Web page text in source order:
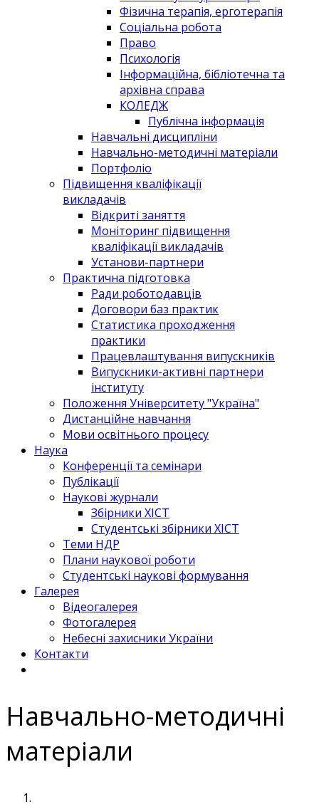
Фізична терапія, ерготерапія
Соціальна робота
Право
Психологія
Інформаційна, бібліотечна та
архівна справа
КОЛЕДЖ
Публічна інформація
Навчальні дисципліни
Навчально-методичні матеріали
Портфоліо
Підвищення кваліфікації
викладачів
Відкриті заняття
Моніторинг підвищення
кваліфікації викладачів
Установи-партнери
Практична підготовка
Ради роботодавців
Договори баз практик
Статистика проходження
практики
Працевлаштування випускників
Випускники-активні партнери
інституту
Положення Університету "Україна"
Дистанційне навчання
Мови освітнього процесу
Наука
Конференції та семінари
Публікації
Наукові журнали
Збірники ХІСТ
Студентські збірники ХІСТ
Теми НДР
Плани наукової роботи
Студентські наукові формування
Галерея
Відеогалерея
Фотогалерея
Небесні захисники України
Контакти
Навчально-методичні
матеріали